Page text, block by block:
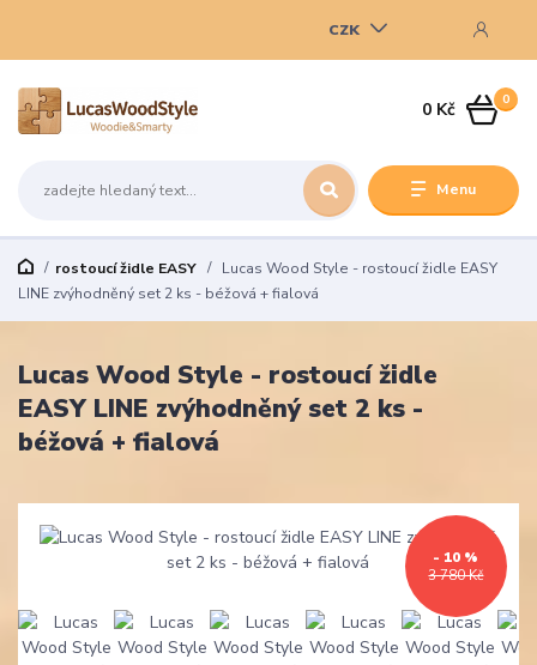
Menu
CZK
0
0 Kč
rostoucí židle EASY
Lucas Wood Style - rostoucí židle EASY
LINE zvýhodněný set 2 ks - béžová + fialová
Lucas Wood Style - rostoucí židle
EASY LINE zvýhodněný set 2 ks -
béžová + fialová
3 780 Kč
- 10 %